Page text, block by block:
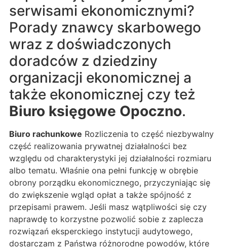
serwisami ekonomicznymi?
Porady znawcy skarbowego
wraz z doświadczonych
doradców z dziedziny
organizacji ekonomicznej a
także ekonomicznej czy też
Biuro księgowe Opoczno.
Biuro rachunkowe Rozliczenia to część niezbywalny
część realizowania prywatnej działalności bez
względu od charakterystyki jej działalności rozmiaru
albo tematu. Właśnie ona pełni funkcję w obrębie
obrony porządku ekonomicznego, przyczyniając się
do zwiększenie wgląd opłat a także spójność z
przepisami prawem. Jeśli masz wątpliwości się czy
naprawdę to korzystne pozwolić sobie z zaplecza
rozwiązań eksperckiego instytucji audytowego,
dostarczam z Państwa różnorodne powodów, które